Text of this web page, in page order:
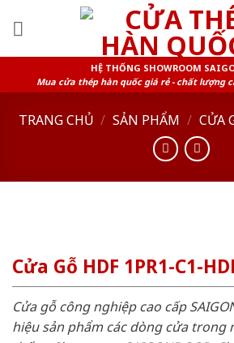
HỆ THỐNG SHOWROOM
Mua cửa thép hàn quốc giá rẻ - chất lượng
TRANG CHỦ / SẢN PHẨM / CỬA
Cửa Gỗ HDF 1PR1-C1-
Cửa gỗ công nghiệp cao cấp
hiệu sản phẩm các dòng cửa trong